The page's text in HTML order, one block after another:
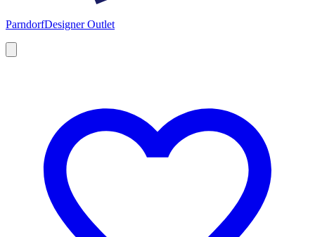
ParndorfDesigner Outlet